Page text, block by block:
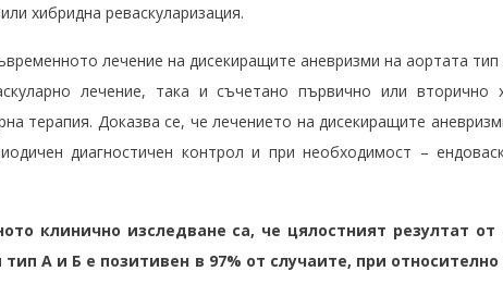
хибридна реваскуларизация.
лечение на дисекиращите аневризми на аортата
лечение, така и съчетано първично или вторично
терапия. Доказва се, че лечението на дисекиращите
диагностичен контрол и при необходимост –
клинично изследване са, че цялостният резултат от
А и Б е позитивен в 97% от случаите, при